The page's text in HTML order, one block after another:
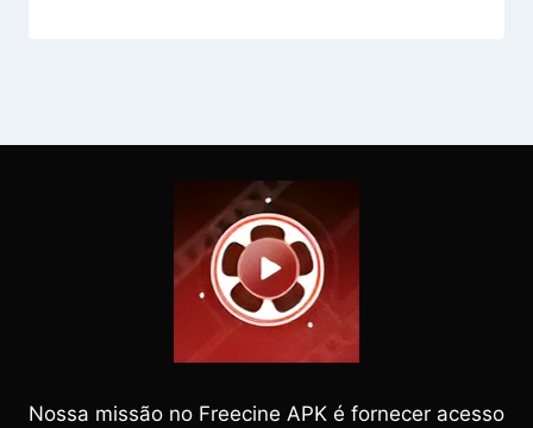
Nossa missão no Freecine APK é fornecer acesso